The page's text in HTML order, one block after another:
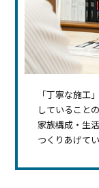
「丁寧な施工
していること
家族構成・生
つくりあげて